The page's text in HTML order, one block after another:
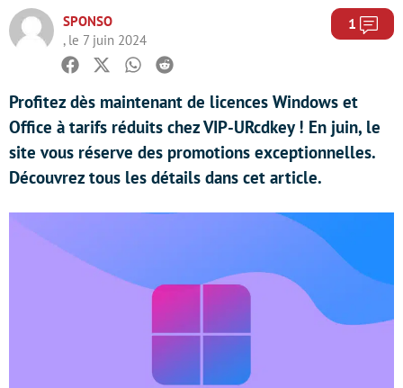
SPONSO
, le 7 juin 2024
1
Facebook
TwitterWhatsapp
Reddit
Profitez dès maintenant de licences Windows et
Office à tarifs réduits chez VIP-URcdkey ! En juin, le
site vous réserve des promotions exceptionnelles.
Découvrez tous les détails dans cet article.